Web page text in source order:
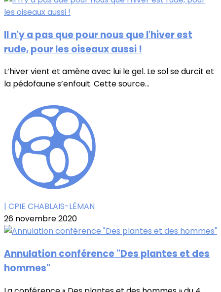
Il n'y a pas que pour nous que l'hiver est
rude, pour les oiseaux aussi !
L’hiver vient et amène avec lui le gel. Le sol se durcit et
la pédofaune s’enfouit. Cette source...
| CPIE CHABLAIS-LÉMAN
26 novembre 2020
Annulation conférence "Des plantes et des
hommes"